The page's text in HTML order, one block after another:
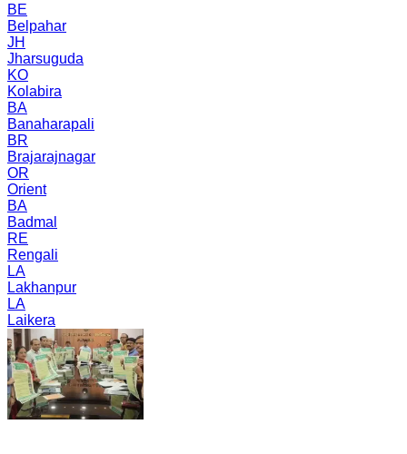
BE
Belpahar
JH
Jharsuguda
KO
Kolabira
BA
Banaharapali
BR
Brajarajnagar
OR
Orient
BA
Badmal
RE
Rengali
LA
Lakhanpur
LA
Laikera